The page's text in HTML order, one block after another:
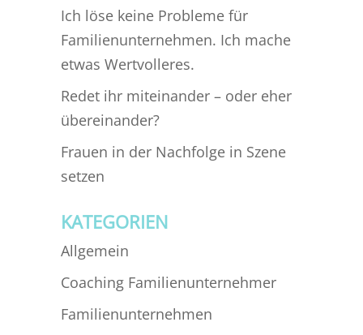
Ich löse keine Probleme für
Familienunternehmen. Ich mache
etwas Wertvolleres.
Redet ihr miteinander – oder eher
übereinander?
Frauen in der Nachfolge in Szene
setzen
KATEGORIEN
Allgemein
Coaching Familienunternehmer
Familienunternehmen